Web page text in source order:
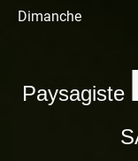
Dimanche
Paysagiste